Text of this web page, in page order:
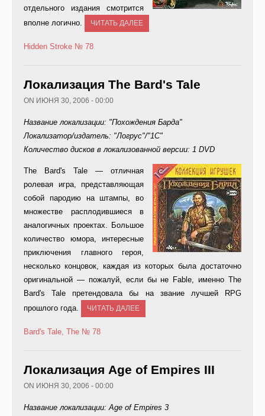
отдельного издания смотрится
вполне логично.
ЧИТАТЬ ДАЛЕЕ
Hidden Stroke № 78
Локализация The Bard's Tale
ON ИЮНЯ 30, 2006 - 00:00
Название локализации: "Похождения Барда"
Локализатор/издатель: "Логрус"/"1С"
Количество дисков в локализованной версии: 1 DVD
The Bard's Tale — отличная
ролевая игра, представляющая
собой пародию на штампы, во
множестве расплодившиеся в
аналогичных проектах. Большое
количество юмора, интересные
приключения главного героя,
несколько концовок, каждая из которых была достаточно
оригинальной — пожалуй, если бы не Fable, именно The
Bard's Tale претендовала бы на звание лучшей RPG
прошлого года.
ЧИТАТЬ ДАЛЕЕ
Bard's Tale, The № 78
Локализация Age of Empires III
ON ИЮНЯ 30, 2006 - 00:00
Название локализации: Age of Empires 3